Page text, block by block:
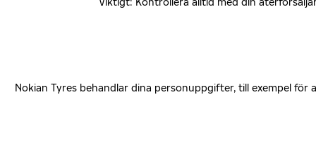
Nokian Tyres behandlar dina personuppgifter, till exempel